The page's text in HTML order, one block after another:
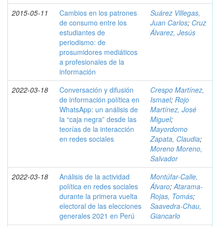
2015-05-11
Cambios en los patrones
de consumo entre los
estudiantes de
periodismo: de
prosumidores mediáticos
a profesionales de la
información
Suárez Villegas,
Juan Carlos; Cruz
Álvarez, Jesús
2022-03-18
Conversación y difusión
de información política en
WhatsApp: un análisis de
la “caja negra” desde las
teorías de la interacción
en redes sociales
Crespo Martínez,
Ismael; Rojo
Martínez, José
Miguel;
Mayordomo
Zapata, Claudia;
Moreno Moreno,
Salvador
2022-03-18
Análisis de la actividad
política en redes sociales
durante la primera vuelta
electoral de las elecciones
generales 2021 en Perú
Montúfar-Calle,
Álvaro;Atarama-
Rojas, Tomás;
Saavedra-Chau,
Giancarlo